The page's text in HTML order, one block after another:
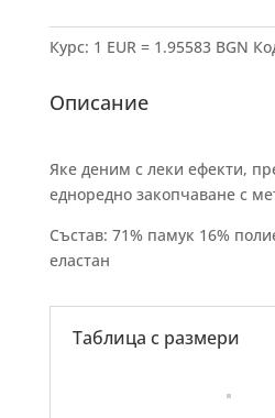
Курс: 1 EUR = 1.95583 BGN
Описание
Яке деним с леки ефекти,
едноредно закопчаване с
Състав: 71% памук 16%
еластан
Таблица с размери